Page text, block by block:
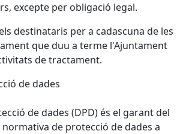
excepte per obligació legal.
destinataris per a cadascuna de les
que duu a terme l'Ajuntament
de tractament.
de dades
de dades (DPD) és el garant del
de protecció de dades a